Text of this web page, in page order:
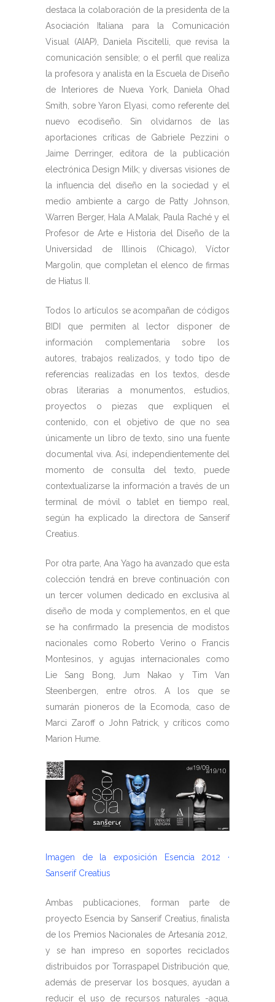
destaca la colaboración de la presidenta de la
Asociación Italiana para la Comunicación
Visual (AIAP), Daniela Piscitelli, que revisa la
comunicación sensible; o el perfil que realiza
la profesora y analista en la Escuela de Diseño
de Interiores de Nueva York, Daniela Ohad
Smith, sobre Yaron Elyasi, como referente del
nuevo ecodiseño. Sin olvidarnos de las
aportaciones críticas de Gabriele Pezzini o
Jaime Derringer, editora de la publicación
electrónica Design Milk; y diversas visiones de
la influencia del diseño en la sociedad y el
medio ambiente a cargo de Patty Johnson,
Warren Berger, Hala A.Malak, Paula Raché y el
Profesor de Arte e Historia del Diseño de la
Universidad de Illinois (Chicago), Víctor
Margolin, que completan el elenco de firmas
de Hiatus II.
Todos lo artículos se acompañan de códigos
BIDI que permiten al lector disponer de
información complementaria sobre los
autores, trabajos realizados, y todo tipo de
referencias realizadas en los textos, desde
obras literarias a monumentos, estudios,
proyectos o piezas que expliquen el
contenido, con el objetivo de que no sea
únicamente un libro de texto, sino una fuente
documental viva. Así, independientemente del
momento de consulta del texto, puede
contextualizarse la información a través de un
terminal de móvil o tablet en tiempo real,
según ha explicado la directora de Sanserif
Creatius.
Por otra parte, Ana Yago ha avanzado que esta
colección tendrá en breve continuación con
un tercer volumen dedicado en exclusiva al
diseño de moda y complementos, en el que
se ha confirmado la presencia de modistos
nacionales como Roberto Verino o Francis
Montesinos, y agujas internacionales como
Lie Sang Bong, Jum Nakao y Tim Van
Steenbergen, entre otros. A los que se
sumarán pioneros de la Ecomoda, caso de
Marci Zaroff o John Patrick, y críticos como
Marion Hume.
Imagen de la exposición Esencia 2012 ·
Sanserif Creatius
Ambas publicaciones, forman parte de
proyecto Esencia by Sanserif Creatius, finalista
de los Premios Nacionales de Artesanía 2012,
y se han impreso en soportes reciclados
distribuidos por Torraspapel Distribución que,
además de preservar los bosques, ayudan a
reducir el uso de recursos naturales -agua,